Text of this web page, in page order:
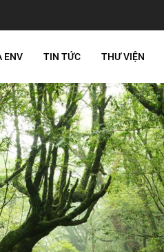
ENV TIN TỨC THƯ VIỆN